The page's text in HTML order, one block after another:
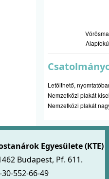
Letölthető,
Nemzetközi plakát
Nemzetközi plakát
Egyesülete (KTE)
Budapest, Pf. 611.
30-552-66-49